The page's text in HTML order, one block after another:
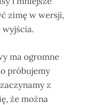
zimę w wersji,
wyjścia.
ma ogromne
próbujemy
z
że można